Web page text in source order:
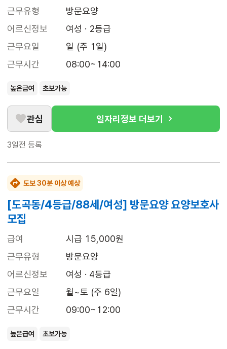
근무유형
방문요양
어르신정보
여성 · 2등급
근무요일
일 (주 1일)
근무시간
08:00~14:00
높은급여 초보가능
관심 일자리정보 더보기
3일전 등록
도보 30분 이상 예상
[도곡동/4등급/88세/여성] 방문요양 요양보호사
모집
급여
시급 15,000원
근무유형
방문요양
어르신정보
여성 · 4등급
근무요일
월~토 (주 6일)
근무시간
09:00~12:00
높은급여 초보가능